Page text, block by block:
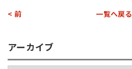
一覧へ戻る
< 前
アーカイブ